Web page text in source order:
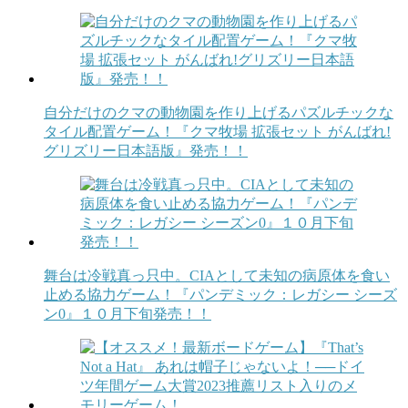
自分だけのクマの動物園を作り上げるパズルチックな
タイル配置ゲーム！『クマ牧場 拡張セット がんばれ!
グリズリー日本語版』発売！！
舞台は冷戦真っ只中。CIAとして未知の病原体を食い
止める協力ゲーム！『パンデミック：レガシー シーズ
ン0』１０月下旬発売！！